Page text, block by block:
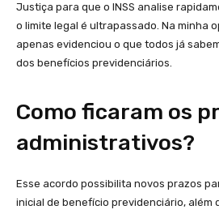
Justiça para que o INSS analise
o limite legal é ultrapassado. Na minha
apenas evidenciou o que todos já
dos benefícios previdenciários.
Como ficaram os
administrativos?
Esse acordo possibilita novos prazos
inicial de benefício previdenciário, além